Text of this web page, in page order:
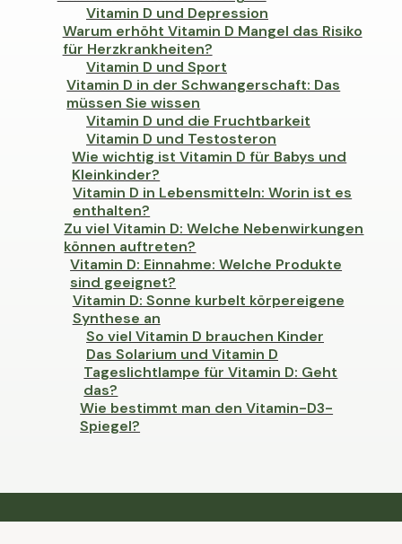
Vitamin D und Depression
Warum erhöht Vitamin D Mangel das Risiko
für Herzkrankheiten?
Vitamin D und Sport
Vitamin D in der Schwangerschaft: Das
müssen Sie wissen
Vitamin D und die Fruchtbarkeit
Vitamin D und Testosteron
Wie wichtig ist Vitamin D für Babys und
Kleinkinder?
Vitamin D in Lebensmitteln: Worin ist es
enthalten?
Zu viel Vitamin D: Welche Nebenwirkungen
können auftreten?
Vitamin D: Einnahme: Welche Produkte
sind geeignet?
Vitamin D: Sonne kurbelt körpereigene
Synthese an
So viel Vitamin D brauchen Kinder
Das Solarium und Vitamin D
Tageslichtlampe für Vitamin D: Geht
das?
Wie bestimmt man den Vitamin-D3-
Spiegel?